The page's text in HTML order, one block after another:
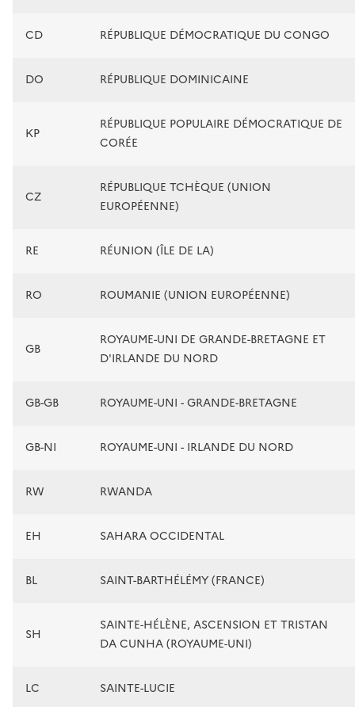
CD RÉPUBLIQUE DÉMOCRATIQUE DU CONGO
DO RÉPUBLIQUE DOMINICAINE
KP
RÉPUBLIQUE POPULAIRE DÉMOCRATIQUE DE
CORÉE
CZ
RÉPUBLIQUE TCHÈQUE (UNION
EUROPÉENNE)
RE RÉUNION (ÎLE DE LA)
RO ROUMANIE (UNION EUROPÉENNE)
GB
ROYAUME-UNI DE GRANDE-BRETAGNE ET
D'IRLANDE DU NORD
GB-GB ROYAUME-UNI - GRANDE-BRETAGNE
GB-NI ROYAUME-UNI - IRLANDE DU NORD
RW RWANDA
EH SAHARA OCCIDENTAL
BL SAINT-BARTHÉLÉMY (FRANCE)
SH
SAINTE-HÉLÈNE, ASCENSION ET TRISTAN
DA CUNHA (ROYAUME-UNI)
LC SAINTE-LUCIE